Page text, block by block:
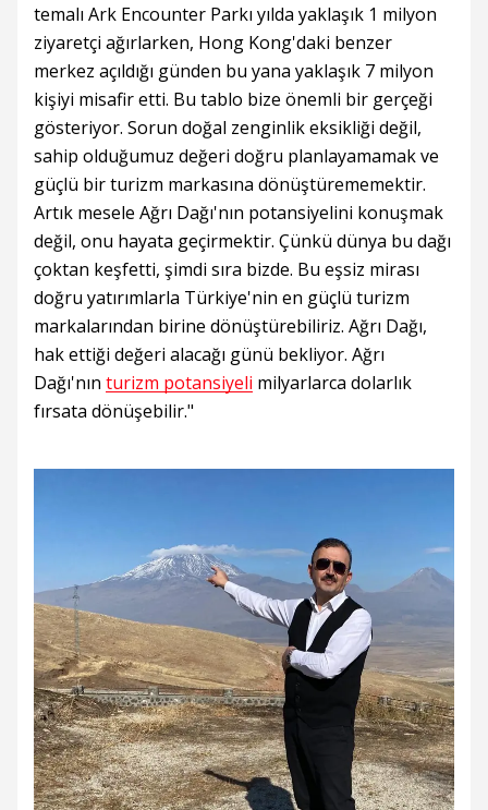
temalı Ark Encounter Parkı yılda yaklaşık 1 milyon
ziyaretçi ağırlarken, Hong Kong'daki benzer
merkez açıldığı günden bu yana yaklaşık 7 milyon
kişiyi misafir etti. Bu tablo bize önemli bir gerçeği
gösteriyor. Sorun doğal zenginlik eksikliği değil,
sahip olduğumuz değeri doğru planlayamamak ve
güçlü bir turizm markasına dönüştürememektir.
Artık mesele Ağrı Dağı'nın potansiyelini konuşmak
değil, onu hayata geçirmektir. Çünkü dünya bu dağı
çoktan keşfetti, şimdi sıra bizde. Bu eşsiz mirası
doğru yatırımlarla Türkiye'nin en güçlü turizm
markalarından birine dönüştürebiliriz. Ağrı Dağı,
hak ettiği değeri alacağı günü bekliyor. Ağrı
Dağı'nın turizm potansiyeli milyarlarca dolarlık
fırsata dönüşebilir."